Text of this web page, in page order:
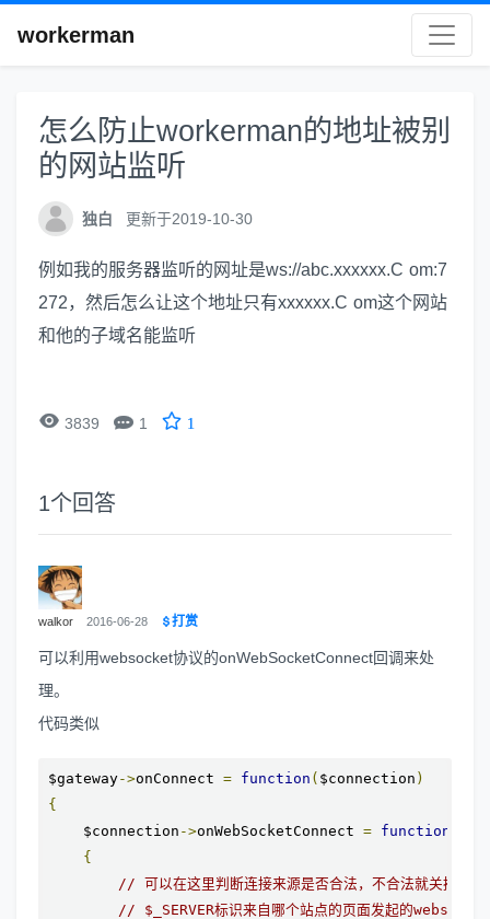
workerman
怎么防止workerman的地址被别
的网站监听
独白 更新于2019-10-30
例如我的服务器监听的网址是ws://abc.xxxxxx.C om:7
272，然后怎么让这个地址只有xxxxxx.C om这个网站
和他的子域名能监听
 3839  1 1
1个回答
walkor 2016-06-28 打赏
可以利用websocket协议的onWebSocketConnect回调来处
理。
代码类似
$gateway->onConnect = function ( $connection )
{
    $connection
->onWebSocketConnect = function
{
// 可以在这里判断连接来源是否合法，不合法就关掉连接
// $_SERVER标识来自哪个站点的页面发起的